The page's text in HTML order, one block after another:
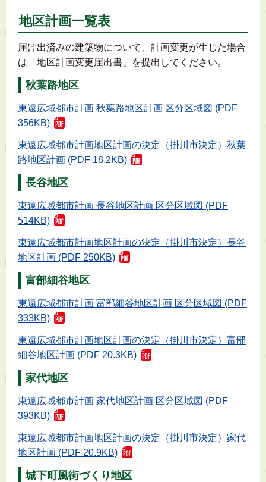
地区計画一覧表
届け出済みの建築物について、計画変更が生じた場合
は「地区計画変更届出書」を提出してください。
秋葉路地区
東遠広域都市計画 秋葉路地区計画 区分区域図 (PDF
356KB)
東遠広域都市計画地区計画の決定（掛川市決定）秋葉
路地区計画 (PDF 18.2KB)
長谷地区
東遠広域都市計画 長谷地区計画 区分区域図 (PDF
514KB)
東遠広域都市計画地区計画の決定（掛川市決定）長谷
地区計画 (PDF 250KB)
富部細谷地区
東遠広域都市計画 富部細谷地区計画 区分区域図 (PDF
333KB)
東遠広域都市計画地区計画の決定（掛川市決定）富部
細谷地区計画 (PDF 20.3KB)
家代地区
東遠広域都市計画 家代地区計画 区分区域図 (PDF
393KB)
東遠広域都市計画地区計画の決定（掛川市決定）家代
地区計画 (PDF 20.9KB)
城下町風街づくり地区